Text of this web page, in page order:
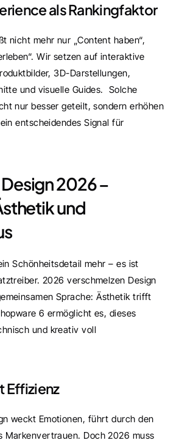
als Rankingfaktor
nicht mehr nur „Content haben“,
Wir setzen auf interaktive
3D-Darstellungen,
und visuelle Guides.  Solche
nur besser geteilt, sondern erhöhen
entscheidendes Signal für
2026 –
und
Schönheitsdetail mehr – es ist
2026 verschmelzen Design
Sprache: Ästhetik trifft
6 ermöglicht es, dieses
und kreativ voll
Effizienz
weckt Emotionen, führt durch den
Markenvertrauen. Doch 2026 muss